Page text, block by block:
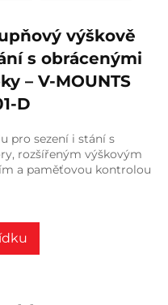
výškově
s obrácenými
– V-MOUNTS
D
pro sezení i stání s
rozšířeným výškovým
a paměťovou kontrolou